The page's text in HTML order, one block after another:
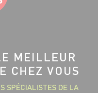
MEILLEUR
CHEZ VOUS
SPÉCIALISTES DE LA